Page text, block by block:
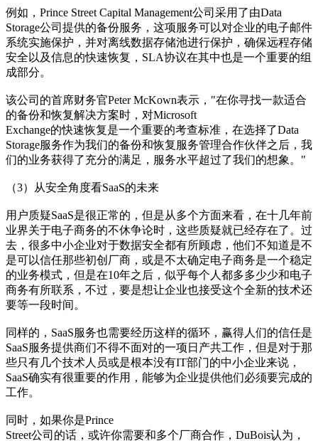
例如，Prince Street Capital Management公司采用了由Data
Storage公司提供的备份服务，这项服务可以对企业的电子邮件
系统实施保护，并对离线数据存储池进行保护，确保远程存储
安全以及信息的快速恢复，SLA协议在其中也是一个重要的组
成部分。
该公司的首席财务官Peter McKown表示，"在你寻找一款适合
的备份和恢复解决方案时，对Microsoft
Exchange的快速恢复是一个重要的考查标准，在选择了Data
Storage服务作为我们的备份和恢复服务管理合作伙伴之后，我
们的业务获得了充分的满足，服务水平超过了我们的想象。"
（3）从安全角度看SaaS的未来
用户质疑SaaS是很正常的，但是从多个方面来看，在十几年前
业界关于电子商务的不休争论时，这些质疑就已经存在了。过
去，很多中小企业对于数据安全都有所顾虑，他们不知道是不
是可以信任那些初创厂商，或是不太确定电子商务是一个稳定
的业务模式，但是在10年之后，似乎每个人都多多少少和电子
商务有所联系，不过，要是想让企业也接受这个全新的技术还
要等一段时间。
同样的，SaaS服务也需要经历这样的循环，赢得人们的信任是
SaaS服务提供商们不得不面对的一项日产共工作，但是对于那
些只有几个技术人员或是根本没有IT部门的中小企业来说，
SaaS确实有很重要的作用，能够为企业提供他们必须要完成的
工作。
同时，如果你是Prince
Street公司的话，或许你需要和多个厂商合作，DuBois认为，